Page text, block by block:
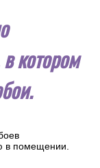
котором
в помещении.